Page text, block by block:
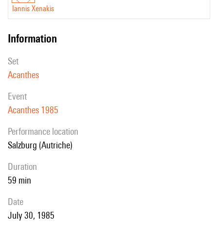
Iannis Xenakis
information
set
Acanthes
event
Acanthes 1985
performance location
Salzburg (Autriche)
duration
59 min
date
July 30, 1985